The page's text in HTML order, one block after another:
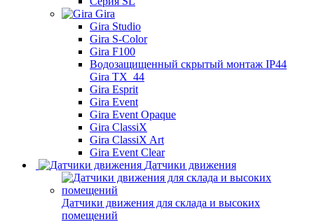
Gira
Gira Studio
Gira S-Color
Gira F100
Водозащищенный скрытый монтаж IP44
Gira TX_44
Gira Esprit
Gira Event
Gira Event Opaque
Gira ClassiX
Gira ClassiX Art
Gira Event Clear
Датчики движения
Датчики движения для склада и высоких
помещений